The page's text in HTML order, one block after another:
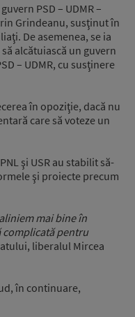
PSD – UDMR –
Grindeanu, susţinut în
De asemenea, se ia
alcătuiască un guvern
– UDMR, cu susţinere
în opoziţie, dacă nu
care să voteze un
şi USR au stabilit să-
şi proiecte precum
mai bine în
complicată pentru
liberalul Mircea
în continuare,